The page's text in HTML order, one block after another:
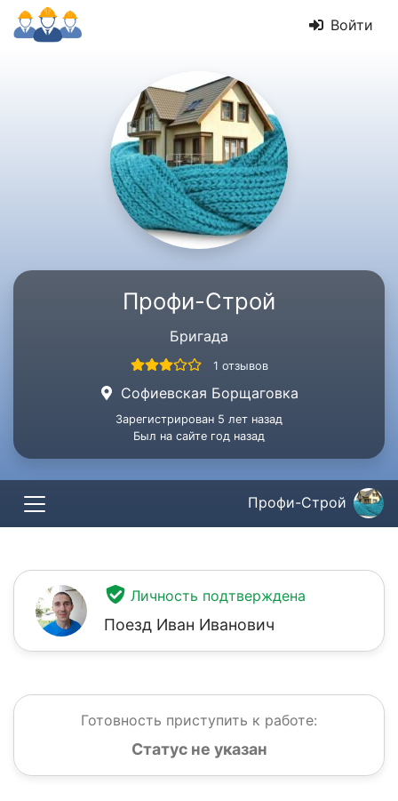
Войти
Профи-Строй
Бригада
1 отзывов
Софиевская Борщаговка
Зарегистрирован 5 лет назад
Был на сайте год назад
Профи-Строй
Личность подтверждена
Поезд Иван Иванович
Готовность приступить к работе:
Статус не указан